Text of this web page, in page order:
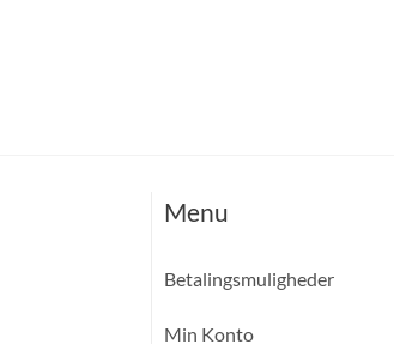
Menu
Betalingsmuligheder
Min Konto